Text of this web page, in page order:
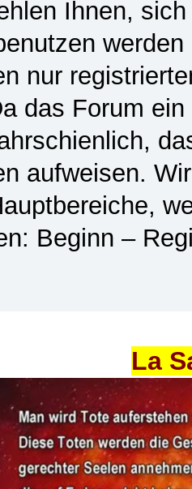
Ihnen,
nur
das Forum
aufweisen.
Beginn –
La